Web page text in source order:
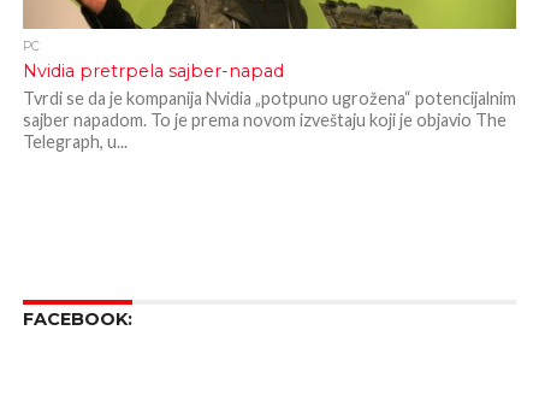
PC
Nvidia pretrpela sajber-napad
Tvrdi se da je kompanija Nvidia „potpuno ugrožena“ potencijalnim
sajber napadom. To je prema novom izveštaju koji je objavio The
Telegraph, u...
FACEBOOK: